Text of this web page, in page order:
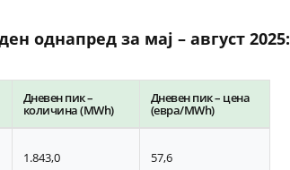
однапред за мај – август 2025:
Дневен пик –
количина (MWh)
Дневен пик – цена
(евра/MWh)
1.843,0 57,6